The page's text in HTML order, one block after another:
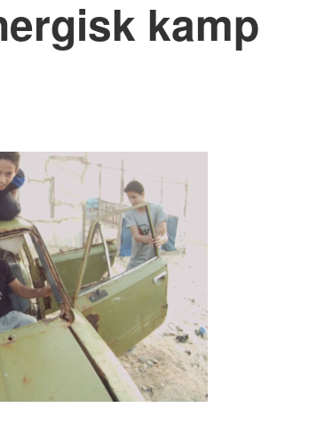
kamp